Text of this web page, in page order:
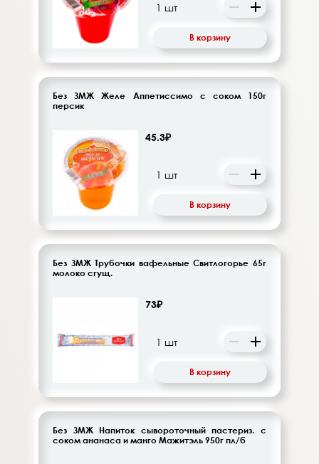
В корзину
Без ЗМЖ Желе Аппетиссимо с соком 150г
персик
45.3₽
В корзину
Без ЗМЖ Трубочки вафельные Свитлогорье 65г
молоко сгущ.
73₽
В корзину
Без ЗМЖ Напиток сывороточный пастериз. с
соком ананаса и манго Мажитэль 950г пл/б